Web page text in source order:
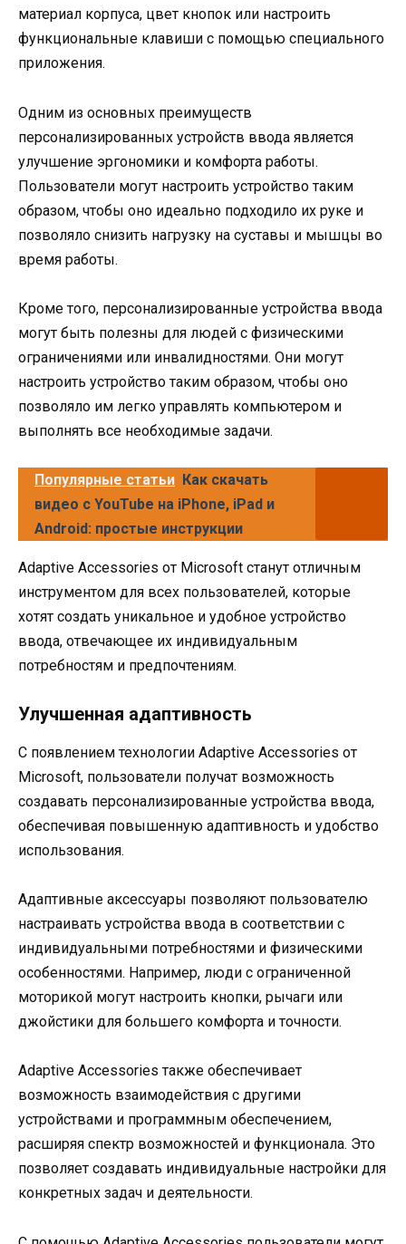
материал корпуса, цвет кнопок или настроить
функциональные клавиши с помощью специального
приложения.
Одним из основных преимуществ
персонализированных устройств ввода является
улучшение эргономики и комфорта работы.
Пользователи могут настроить устройство таким
образом, чтобы оно идеально подходило их руке и
позволяло снизить нагрузку на суставы и мышцы во
время работы.
Кроме того, персонализированные устройства ввода
могут быть полезны для людей с физическими
ограничениями или инвалидностями. Они могут
настроить устройство таким образом, чтобы оно
позволяло им легко управлять компьютером и
выполнять все необходимые задачи.
Популярные статьи Как скачать
видео с YouTube на iPhone, iPad и
Android: простые инструкции
Adaptive Accessories от Microsoft станут отличным
инструментом для всех пользователей, которые
хотят создать уникальное и удобное устройство
ввода, отвечающее их индивидуальным
потребностям и предпочтениям.
Улучшенная адаптивность
С появлением технологии Adaptive Accessories от
Microsoft, пользователи получат возможность
создавать персонализированные устройства ввода,
обеспечивая повышенную адаптивность и удобство
использования.
Адаптивные аксессуары позволяют пользователю
настраивать устройства ввода в соответствии с
индивидуальными потребностями и физическими
особенностями. Например, люди с ограниченной
моторикой могут настроить кнопки, рычаги или
джойстики для большего комфорта и точности.
Adaptive Accessories также обеспечивает
возможность взаимодействия с другими
устройствами и программным обеспечением,
расширяя спектр возможностей и функционала. Это
позволяет создавать индивидуальные настройки для
конкретных задач и деятельности.